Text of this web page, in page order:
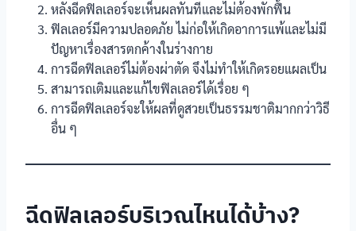
หลังฉีดฟิลเลอร์จะเห็นผลทันทีและไม่ต้องพักฟื้น
ฟิลเลอร์มีความปลอดภัย ไม่ก่อให้เกิดอาการแพ้และไม่มี
ปัญหาเรื่องสารตกค้างในร่างกาย
การฉีดฟิลเลอร์ไม่ต้องผ่าตัด จึงไม่ทำให้เกิดรอยแผลเป็น
สามารถเติมและแก้ไขฟิลเลอร์ได้เรื่อย ๆ
การฉีดฟิลเลอร์จะให้ผลที่ดูสวยเป็นธรรมชาติมากกว่าวิธี
อื่น ๆ
ฉีดฟิลเลอร์บริเวณไหนได้บ้าง?